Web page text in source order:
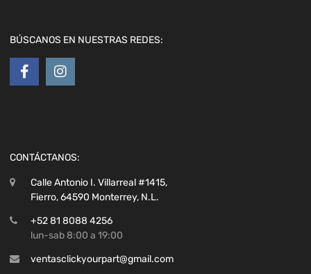
BÚSCANOS EN NUESTRAS REDES:
CONTÁCTANOS:
Calle Antonio I. Villarreal #1415,
Fierro, 64590 Monterrey, N.L.
+52 81 8088 4256
lun-sab 8:00 a 19:00
ventasclickyourpart@gmail.com